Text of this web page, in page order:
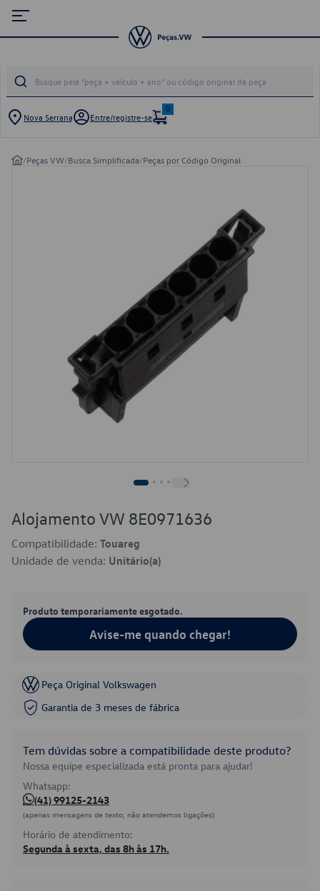
Nova Serrana Entre/registre-se
0
/Peças VW/Busca Simplificada/Peças por Código Original
Alojamento VW 8E0971636
Compatibilidade: Touareg
Unidade de venda: Unitário(a)
Produto temporariamente esgotado.
Avise-me quando chegar!
Peça Original Volkswagen
Garantia de 3 meses de fábrica
Tem dúvidas sobre a compatibilidade deste produto?
Nossa equipe especializada está pronta para ajudar!
Whatsapp:
(41) 99125-2143
(apenas mensagens de texto, não atendemos ligações)
Horário de atendimento:
Segunda à sexta, das 8h às 17h.